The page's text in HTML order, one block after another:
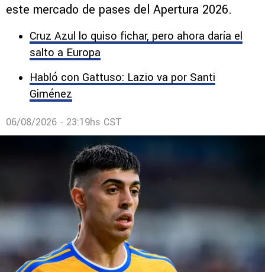
este mercado de pases del Apertura 2026.
Cruz Azul lo quiso fichar, pero ahora daría el
salto a Europa
Habló con Gattuso: Lazio va por Santi
Giménez
06/08/2026 - 23:19hs CST